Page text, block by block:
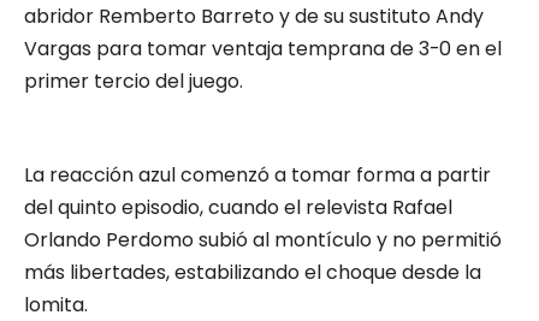
abridor Remberto Barreto y de su sustituto Andy
Vargas para tomar ventaja temprana de 3-0 en el
primer tercio del juego.
La reacción azul comenzó a tomar forma a partir
del quinto episodio, cuando el relevista Rafael
Orlando Perdomo subió al montículo y no permitió
más libertades, estabilizando el choque desde la
lomita.